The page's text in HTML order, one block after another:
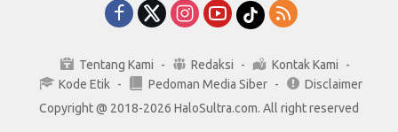
Tentang Kami Redaksi
Kontak Kami
Kode Etik
Pedoman Media Siber
Disclaimer
Copyright @ 2018-2026 HaloSultra.com. All right reserved